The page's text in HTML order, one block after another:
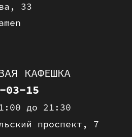
33
КАФЕШКА
03-15
до 21:30
проспект, 7